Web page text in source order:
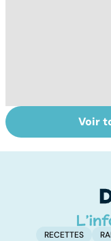
Ongles :
s'inquiéter ?
Voir
RECETTES